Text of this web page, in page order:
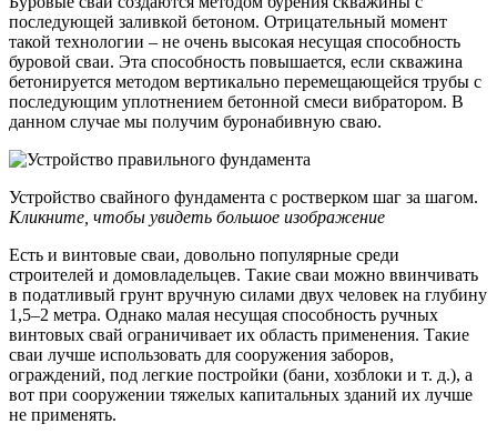
последующей заливкой бетоном. Отрицательный момент
такой технологии – не очень высокая несущая способность
буровой сваи. Эта способность повышается, если скважина
бетонируется методом вертикально перемещающейся трубы с
последующим уплотнением бетонной смеси вибратором. В
данном случае мы получим буронабивную сваю.
Устройство свайного фундамента с ростверком шаг за шагом.
Кликните, чтобы увидеть большое изображение
Есть и винтовые сваи, довольно популярные среди
строителей и домовладельцев. Такие сваи можно ввинчивать
в податливый грунт вручную силами двух человек на глубину
1,5–2 метра. Однако малая несущая способность ручных
винтовых свай ограничивает их область применения. Такие
сваи лучше использовать для сооружения заборов,
ограждений, под легкие постройки (бани, хозблоки и т. д.), а
вот при сооружении тяжелых капитальных зданий их лучше
не применять.